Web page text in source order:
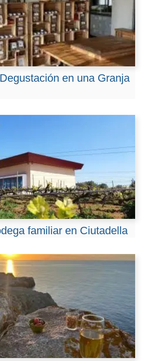
en una Granja
familiar en Ciutadella